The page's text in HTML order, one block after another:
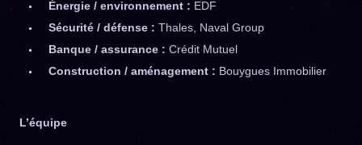
Énergie / environnement : EDF
Sécurité / défense : Thales, Naval Group
Banque / assurance : Crédit Mutuel
Construction / aménagement : Bouygues Immobilier
L’équipe